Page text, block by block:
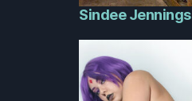
Sindee Jennings